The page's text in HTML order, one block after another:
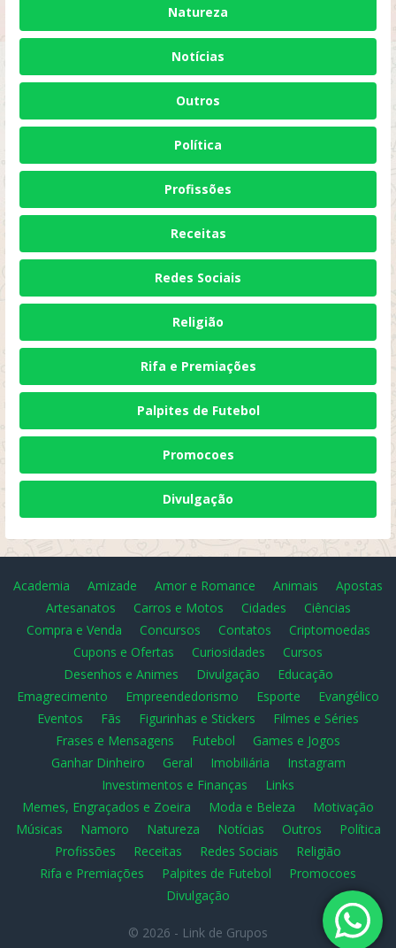
Natureza
Notícias
Outros
Política
Profissões
Receitas
Redes Sociais
Religião
Rifa e Premiações
Palpites de Futebol
Promocoes
Divulgação
Academia Amizade Amor e Romance Animais
Apostas
Artesanatos
Carros e Motos Cidades
Ciências
Compra e Venda
Concursos Contatos
Criptomoedas
Cupons e Ofertas
Curiosidades
Cursos
Desenhos e Animes
Divulgação
Educação
Emagrecimento
Empreendedorismo Esporte
Evangélico
Eventos
Fãs Figurinhas e Stickers
Filmes e Séries
Frases e Mensagens
Futebol
Games e Jogos
Ganhar Dinheiro
Geral Imobiliária
Instagram
Investimentos e Finanças
Links
Memes, Engraçados e Zoeira
Moda e Beleza
Motivação
Músicas
Namoro Natureza Notícias Outros
Política
Profissões
Receitas Redes Sociais
Religião
Rifa e Premiações
Palpites de Futebol
Promocoes
Divulgação
© 2026 - Link de Grupos